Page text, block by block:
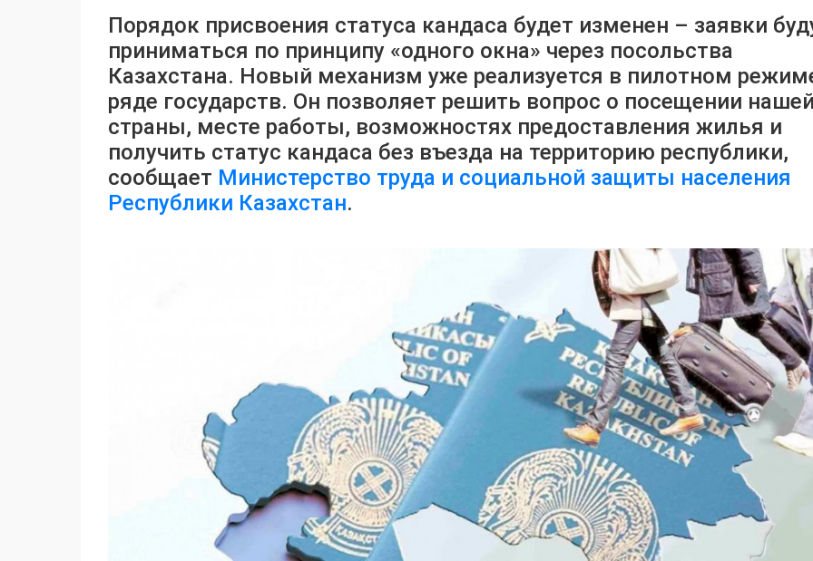
Порядок присвоения статуса кандаса будет изменен – заявки
приниматься по принципу «одного окна» через посольства
Казахстана. Новый механизм уже реализуется в пилотном
ряде государств. Он позволяет решить вопрос о посещении
страны, месте работы, возможностях предоставления жилья и
получить статус кандаса без въезда на территорию республики,
сообщает Министерство труда и социальной защиты населения
Республики Казахстан.